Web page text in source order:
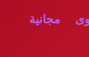
مجانية